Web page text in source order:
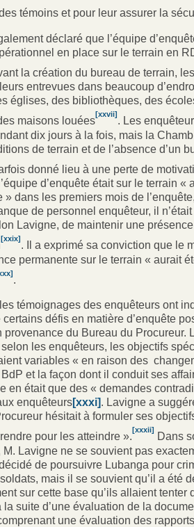
témoins et pour leur assurer la
déclaré que l’équipe
en place sur le terrain en
la création du bureau de terrain,
entrevues dans beaucoup
églises, des bibliothèques, des
maisons louées[xxvii]. Les
dix jours à la fois, mais la
de terrain et de l’absence d’un
donné lieu à une perte de
d’enquête était sur le terrain «
» dans les premiers mois de
de personnel enquêteur, il
Lavigne, de maintenir une
[xxix] . Il a exprimé sa conviction que le
permanente sur le terrain « aurait
témoignages des enquêteurs ont
défis en matière d’enquête
provenance du Bureau du Procureur.
les enquêteurs, les objectifs
variables « en raison des
et la façon dont il conduit ses
en était que des « demandes
enquêteurs[xxxi]. Lavigne a
hésitait à formuler ses
pour les atteindre ». [xxxii] Dans
M. Lavigne ne se souvient pas
de poursuivre Lubanga pour
mais il se souvient qu’il a été
sur cette base qu’ils allaient tenter
la suite d’une évaluation de la
une évaluation des